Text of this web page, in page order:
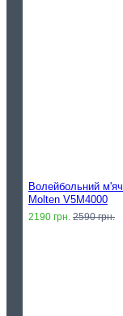
Волейбольний м'яч
Molten V5M4000
2190 грн. 2590 грн.